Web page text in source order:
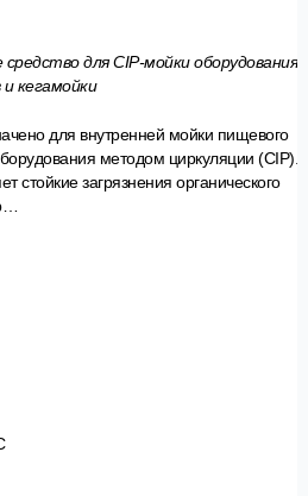
для CIP-мойки оборудования,
и кегамойки
для внутренней мойки пищевого
методом циркуляции (CIP).
стойкие загрязнения органического